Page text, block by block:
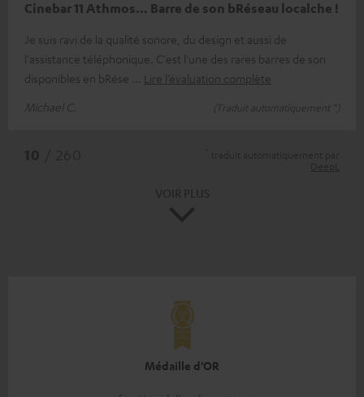
Cinebar 11 Athmos… Barre de son bRéseau localche !
Je suis ravi de la qualité sonore, du design et aussi de
l'assistance téléphonique. C'est l'une des rares barres de son
disponibles en bRése
Lire l’évaluation complète
Michael C.
(Traduit automatiquement *)
Médaille d'OR